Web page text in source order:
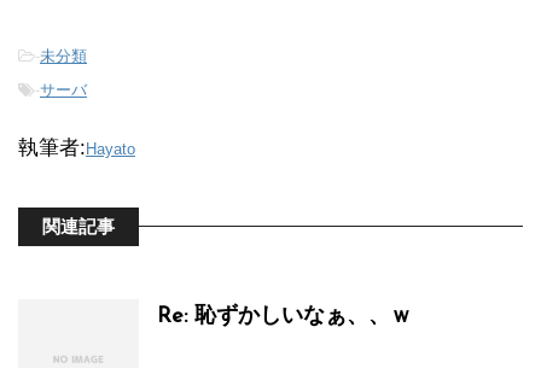
-未分類
-サーバ
執筆者: Hayato
関連記事
Re: 恥ずかしいなぁ、、ｗ